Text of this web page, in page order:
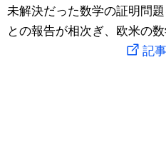
文化
動画/Live
スポーツ・東京2020
未解決だった数学の証明問
との報告が相次ぎ、欧米の
記